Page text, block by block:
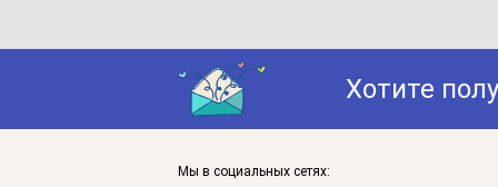
Хотите
Мы в социальных сетях: